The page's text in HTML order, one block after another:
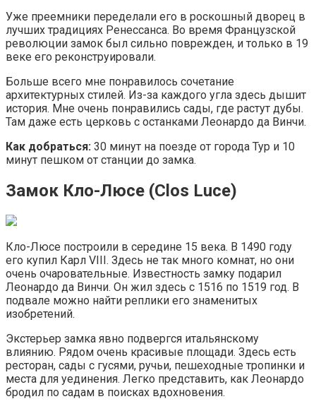
Уже преемники переделали его в роскошный дворец в
лучших традициях Ренессанса. Во время Французской
революции замок был сильно поврежден, и только в 19
веке его реконструировали.
Больше всего мне понравилось сочетание
архитектурных стилей. Из-за каждого угла здесь дышит
история. Мне очень понравились сады, где растут дубы.
Там даже есть церковь с останками Леонардо да Винчи.
Как добраться: 30 минут на поезде от города Тур и 10
минут пешком от станции до замка.
Замок Кло-Люсе (Clos Luce)
Кло-Люсе построили в середине 15 века. В 1490 году
его купил Карл VIII. Здесь не так много комнат, но они
очень очаровательные. Известность замку подарил
Леонардо да Винчи. Он жил здесь с 1516 по 1519 год. В
подвале можно найти реплики его знаменитых
изобретений.
Экстерьер замка явно подвергся итальянскому
влиянию. Рядом очень красивые площади. Здесь есть
ресторан, сады с гусями, ручьи, пешеходные тропинки и
места для уединения. Легко представить, как Леонардо
бродил по садам в поисках вдохновения.